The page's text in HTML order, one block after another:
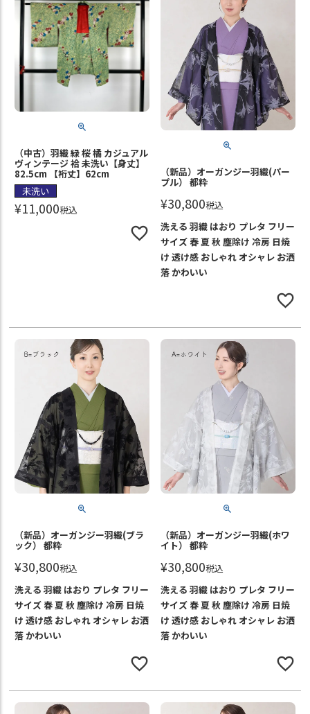
（中古）羽織 緑 桜 橘 カジュアル
ヴィンテージ 袷 未洗い【身丈】
82.5cm 【裄丈】62cm
未洗い
¥11,000税込
（新品）オーガンジー羽織(パー
プル） 都粋
¥30,800税込
洗える 羽織 はおり プレタ フリー
サイズ 春 夏 秋 塵除け 冷房 日焼
け 透け感 おしゃれ オシャレ お洒
落 かわいい
（新品）オーガンジー羽織(ブラ
ック） 都粋
¥30,800税込
洗える 羽織 はおり プレタ フリー
サイズ 春 夏 秋 塵除け 冷房 日焼
け 透け感 おしゃれ オシャレ お洒
落 かわいい
（新品）オーガンジー羽織(ホワ
イト） 都粋
¥30,800税込
洗える 羽織 はおり プレタ フリー
サイズ 春 夏 秋 塵除け 冷房 日焼
け 透け感 おしゃれ オシャレ お洒
落 かわいい